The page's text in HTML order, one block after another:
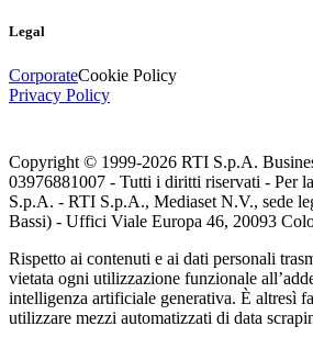
Legal
CorporateCookie Policy
Privacy Policy
Copyright © 1999-2026 RTI S.p.A.
03976881007 - Tutti i diritti riservati - Per
S.p.A. - RTI S.p.A., Mediaset N.V., sede
Bassi) - Uffici Viale Europa 46, 20093
Rispetto ai contenuti e ai dati personali
vietata ogni utilizzazione funzionale
intelligenza artificiale generativa. È altresì
utilizzare mezzi automatizzati di data